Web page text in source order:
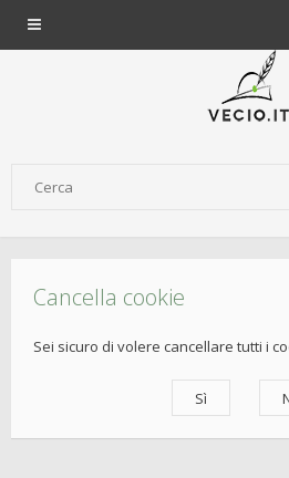
Cancella cookie
Sei sicuro di volere cancellare tutti i